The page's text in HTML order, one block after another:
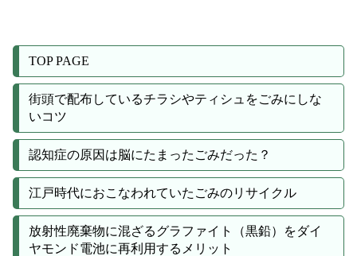
TOP PAGE
街頭で配布しているチラシやティシュをごみにしな
いコツ
認知症の原因は脳にたまったごみだった？
江戸時代におこなわれていたごみのリサイクル
放射性廃棄物に混ざるグラファイト（黒鉛）をダイ
ヤモンド電池に再利用するメリット